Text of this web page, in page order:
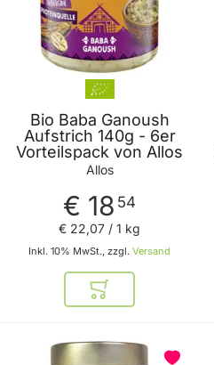
Bio Baba Ganoush
Aufstrich 140g - 6er
Vorteilspack von Allos
Allos
€ 18 54
Inkl. 10% MwSt., zzgl. Versand
€ 22,07 / 1 kg
In den Warenkorb